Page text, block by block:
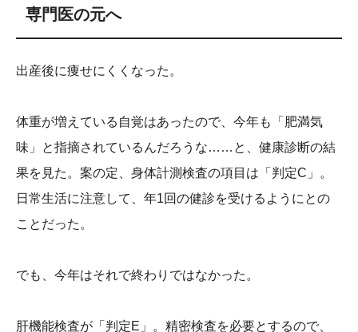
専門医の元へ
出産後に痩せにくくなった。
体重が増えている自覚はあったので、今年も「肥満気
味」と指摘されているんだろうな……と、健康診断の結
果を見た。案の定、身体計測検査の項目は「判定C」。
日常生活に注意して、年1回の健診を受けるようにとの
ことだった。
でも、今年はそれで終わりではなかった。
肝機能検査が「判定E」。精密検査を必要とするので、